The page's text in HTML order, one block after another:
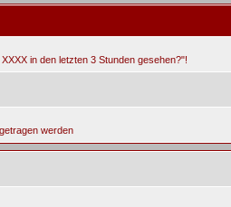
in den letzten 3 Stunden gesehen?"!
werden